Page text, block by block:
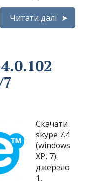
Читати далі
Скачати
skype 7.4
(windows
XP, 7):
джерело
1,